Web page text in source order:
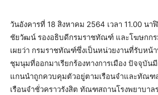
วันอังคารที่ 18 สิงหาคม 2564 เวลา 11.00 นา
ชัยวัฒน์ รองอธิบดีกรมราชทัณฑ์ และโฆษกก
เผยว่า กรมราชทัณฑ์ซึ่งเป็นหน่วยงานที่รับหน้
ชุมนุมที่ออกมาเรียกร้องทางการเมือง ปัจจุบัน
แกนนำถูกควบคุมตัวอยู่ตามเรือนจำและทัณฑ
เรือนจำชั่วคราวรังสิต ทัณฑสถานโรงพยาบา